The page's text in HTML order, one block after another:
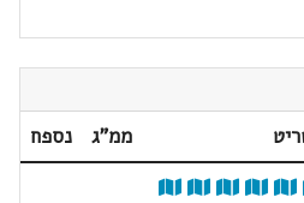
ממ"ג
נספח